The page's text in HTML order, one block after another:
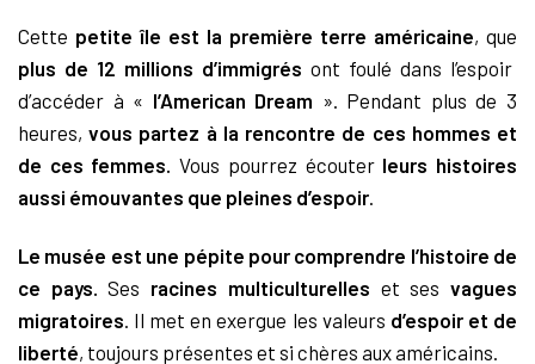
Cette petite île est la première terre américaine, que
plus de 12 millions d’immigrés ont foulé dans l’espoir
d’accéder à « l’American Dream ». Pendant plus de 3
heures,vous partez à la rencontre de ces hommes et
de ces femmes.Vous pourrez écouterleurs histoires
aussi émouvantes que pleines d’espoir.
Le musée est une pépite pour comprendre l’histoire de
ce pays. Ses racines multiculturelles et sesvagues
migratoires. Il met en exergue les valeurs d’espoir et de
liberté, toujours présentes et si chères aux américains.